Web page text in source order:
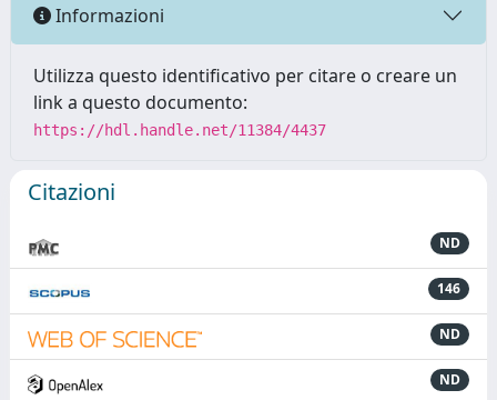
Informazioni
Utilizza questo identificativo per citare o creare un
link a questo documento:
https://hdl.handle.net/11384/4437
Citazioni
ND
146
ND
ND